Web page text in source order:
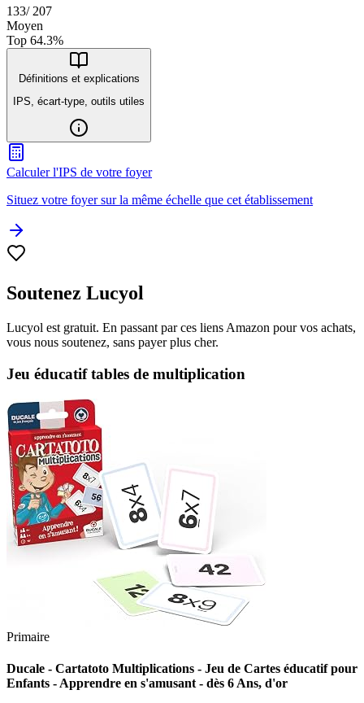
133/ 207
Moyen
Top 64.3%
Définitions et explications
IPS, écart-type, outils utiles
Calculer l'IPS de votre foyer
Situez votre foyer sur la même échelle que cet établissement
Soutenez Lucyol
Lucyol est gratuit. En passant par ces liens Amazon pour vos achats,
vous nous soutenez, sans payer plus cher.
Jeu éducatif tables de multiplication
Primaire
Ducale - Cartatoto Multiplications - Jeu de Cartes éducatif pour
Enfants - Apprendre en s'amusant - dès 6 Ans, d'or